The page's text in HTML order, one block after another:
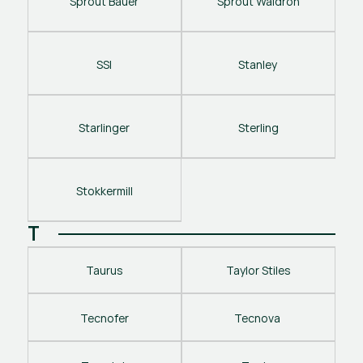
SSI Stanley
Starlinger Sterling
Stokkermill
T
Taurus Taylor Stiles
Tecnofer Tecnova